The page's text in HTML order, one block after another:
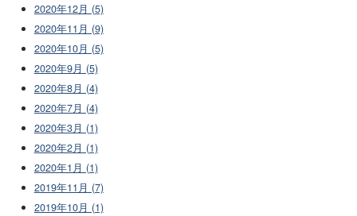
2020年12月 (5)
2020年11月 (9)
2020年10月 (5)
2020年9月 (5)
2020年8月 (4)
2020年7月 (4)
2020年3月 (1)
2020年2月 (1)
2020年1月 (1)
2019年11月 (7)
2019年10月 (1)